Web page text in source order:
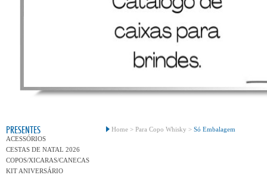
PRESENTES
ACESSÓRIOS
CESTAS DE NATAL 2026
COPOS/XICARAS/CANECAS
KIT ANIVERSÁRIO
Home > Para Copo Whisky > Só Embalagem